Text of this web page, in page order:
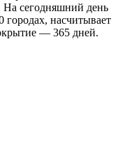
На сегодняшний день
городах, насчитывает
— 365 дней.